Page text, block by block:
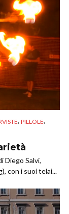
, PILLOLE,
Diego Salvi,
con i suoi telai...